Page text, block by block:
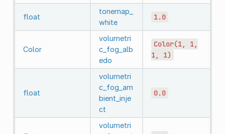
float
tonemap_
white
1.0
Color
volumetri
c_fog_alb
edo
Color(1,
1,
1,
1)
float
volumetri
c_fog_am
bient_inje
ct
0.0
volumetri